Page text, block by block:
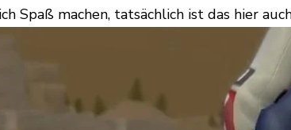
Spaß machen, tatsächlich ist das hier